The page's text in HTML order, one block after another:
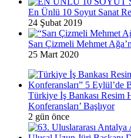
En Ünlü 10 Soyut Sanat
24 Şubat 2019
Sarı Çizmeli Mehmet
25 Mart 2020
Türkiye İş Bankası Resim
Konferansları’ Başlıyor
2 gün önce